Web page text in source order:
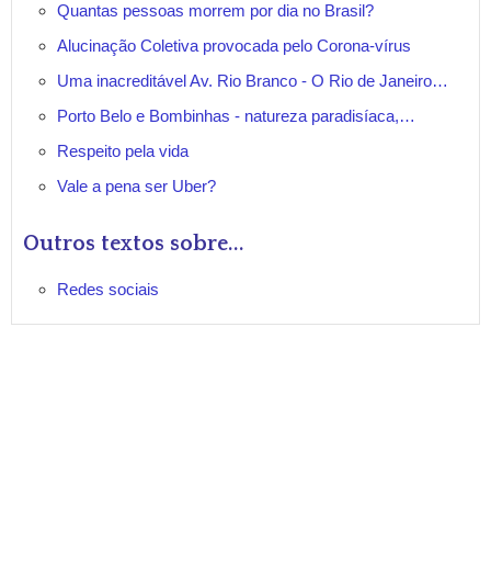
Quantas pessoas morrem por dia no Brasil?
Alucinação Coletiva provocada pelo Corona-vírus
Uma inacreditável Av. Rio Branco - O Rio de Janeiro…
Porto Belo e Bombinhas - natureza paradisíaca,…
Respeito pela vida
Vale a pena ser Uber?
Outros textos sobre...
Redes sociais